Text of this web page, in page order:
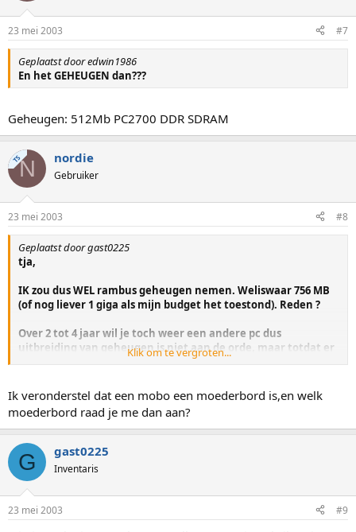
23 mei 2003 #7
Geplaatst door edwin1986
En het GEHEUGEN dan???
Geheugen: 512Mb PC2700 DDR SDRAM
TSN nordie
Gebruiker
23 mei 2003 #8
Geplaatst door gast0225
tja,
IK zou dus WEL rambus geheugen nemen. Weliswaar 756 MB
(of nog liever 1 giga als mijn budget het toestond). Reden ?
Over 2 tot 4 jaar wil je toch weer een andere pc dus
uitbreiding van geheugen is niet aan de orde, maar totdat er
weer een nieuwe pc "moet" komen, heb je wel het snelste
En in het geval dat er GEEN nieuwe pc moet komen over een
jaar of 3 a 4, dan kan je altijd nog het mobo vervangen /
upgraden en nieuw bijbehorend geheugen kopen.
Als je nu een Mobo koopt dat (bijv.) geschikt is voor ddr 2700
geheugen en je wilt dat upgraden over 3 jaar (mobo) dan had
je sowieso ook weer nieuw geheugen erbij kunnen kopen
want de illusie dat op een mobo dat nog gemaakt moet
worden, zomaar weer 2700 ddr geprikt kan worden, heb ik
Klik om te vergroten...
Ik veronderstel dat een mobo een moederbord is,en welk
moederbord raad je me dan aan?
G gast0225
Inventaris
23 mei 2003 #9